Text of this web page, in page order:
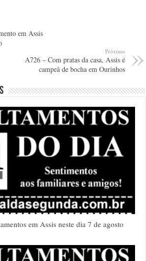
em Assis
Próximo
A726 – Com pratas da casa, Assis é
campeã de bocha em Ourinhos
em Assis neste dia 7 de agosto